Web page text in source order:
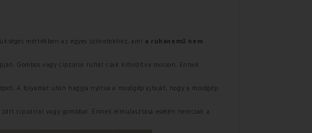
mértékben az egyes szövetekhez, ami a ruhanemű nem
Gombos vagy cipzáros ruhát csak kifordítva mosson. Ennek
. A folyamat után hagyja nyitva a mosógép ajtaját, hogy a mosógép
, zárt cipzárral vagy gombbal. Ennek elmulasztása esetén nemcsak a